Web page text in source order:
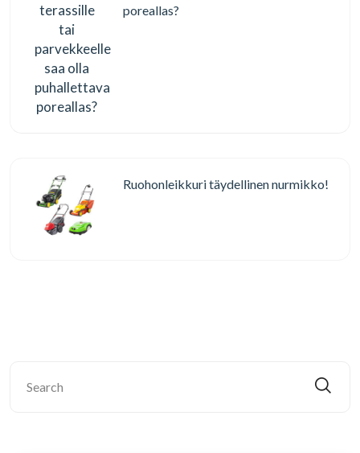
poreallas?
Ruohonleikkuri täydellinen nurmikko!